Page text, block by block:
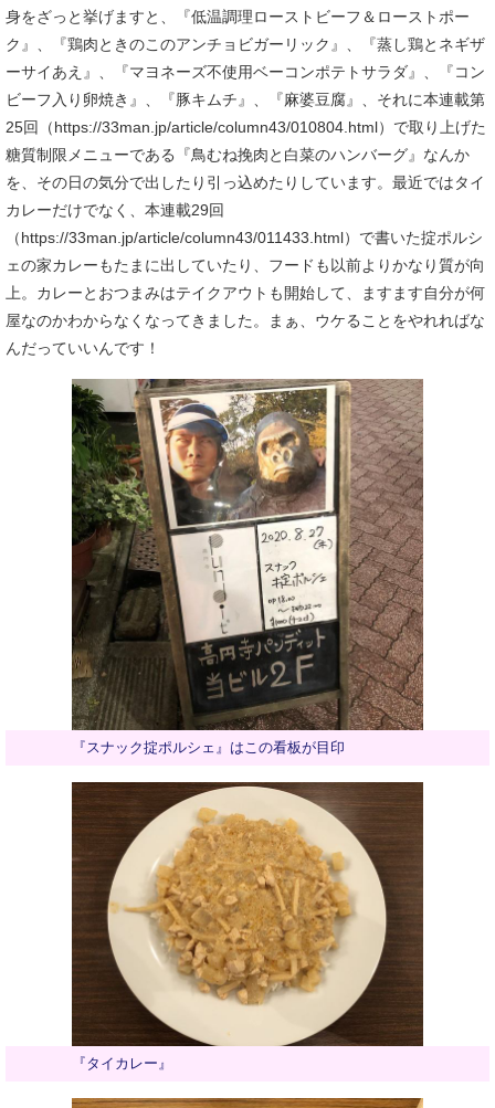
身をざっと挙げますと、『低温調理ローストビーフ＆ローストポー
ク』、『鶏肉ときのこのアンチョビガーリック』、『蒸し鶏とネギザ
ーサイあえ』、『マヨネーズ不使用ベーコンポテトサラダ』、『コン
ビーフ入り卵焼き』、『豚キムチ』、『麻婆豆腐』、それに本連載第
25回（https://33man.jp/article/column43/010804.html）で取り上げた
糖質制限メニューである『鳥むね挽肉と白菜のハンバーグ』なんか
を、その日の気分で出したり引っ込めたりしています。最近ではタイ
カレーだけでなく、本連載29回
（https://33man.jp/article/column43/011433.html）で書いた掟ポルシ
ェの家カレーもたまに出していたり、フードも以前よりかなり質が向
上。カレーとおつまみはテイクアウトも開始して、ますます自分が何
屋なのかわからなくなってきました。まぁ、ウケることをやれればな
んだっていいんです！
『スナック掟ポルシェ』はこの看板が目印
『タイカレー』